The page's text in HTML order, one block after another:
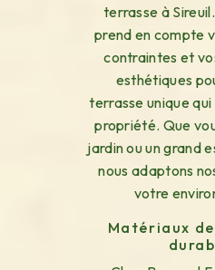
terrasse à
prend en compte
contraintes et
esthétiques
terrasse unique
propriété. Que
jardin ou un grand
nous adaptons
votre
Matériaux